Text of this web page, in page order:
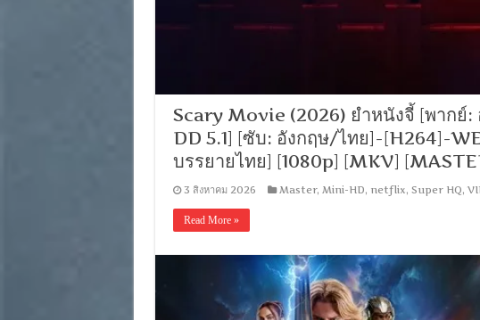
Scary Movie (2026) ยำหนังจี้ [พากย์:
DD 5.1] [ซับ: อังกฤษ/ไทย]-[H264]-
บรรยายไทย] [1080p] [MKV]
3 สิงหาคม 2026 Master, Mini-HD, netflix, Super HQ,
Read More »